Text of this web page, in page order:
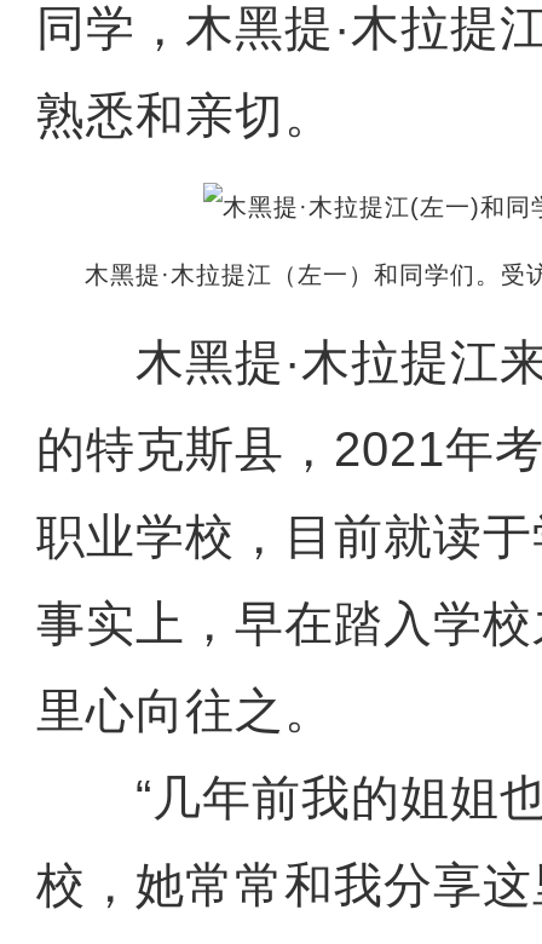
同学，木黑提·木拉提
熟悉和亲切。
木黑提·木拉提江（左一）和同学们。受
木黑提·木拉提江来
的特克斯县，2021年
职业学校，目前就读
事实上，早在踏入学
里心向往之。
“几年前我的姐姐也
校，她常常和我分享